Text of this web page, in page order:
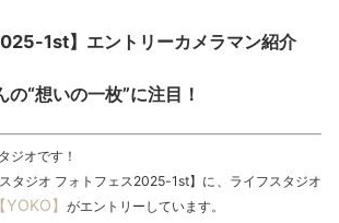
1st】エントリーカメラマン紹介
“想いの一枚”に注目！
ジオです！
タジオ フォトフェス2025-1st】に、ライフスタジオ
【YOKO】 がエントリーしています。